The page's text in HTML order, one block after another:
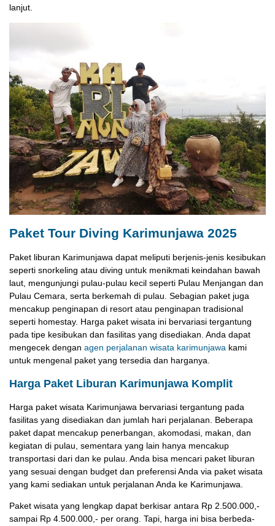
lanjut.
Paket Tour Diving Karimunjawa 2025
Paket liburan Karimunjawa dapat meliputi berjenis-jenis kesibukan
seperti snorkeling atau diving untuk menikmati keindahan bawah
laut, mengunjungi pulau-pulau kecil seperti Pulau Menjangan dan
Pulau Cemara, serta berkemah di pulau. Sebagian paket juga
mencakup penginapan di resort atau penginapan tradisional
seperti homestay. Harga paket wisata ini bervariasi tergantung
pada tipe kesibukan dan fasilitas yang disediakan. Anda dapat
mengecek dengan agen perjalanan wisata karimunjawa kami
untuk mengenal paket yang tersedia dan harganya.
Harga Paket Liburan Karimunjawa Komplit
Harga paket wisata Karimunjawa bervariasi tergantung pada
fasilitas yang disediakan dan jumlah hari perjalanan. Beberapa
paket dapat mencakup penerbangan, akomodasi, makan, dan
kegiatan di pulau, sementara yang lain hanya mencakup
transportasi dari dan ke pulau. Anda bisa mencari paket liburan
yang sesuai dengan budget dan preferensi Anda via paket wisata
yang kami sediakan untuk perjalanan Anda ke Karimunjawa.
Paket wisata yang lengkap dapat berkisar antara Rp 2.500.000,-
sampai Rp 4.500.000,- per orang. Tapi, harga ini bisa berbeda-